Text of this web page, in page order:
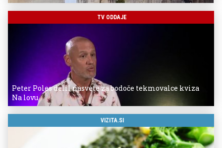
TV ODDAJE
Peter Poles delil nasvete za bodoče tekmovalce kviza
Na lovu
VIZITA.SI